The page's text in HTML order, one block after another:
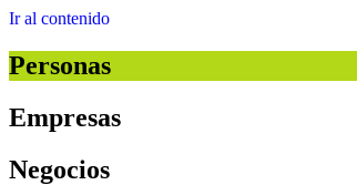
Ir al contenido
Personas
Empresas
Negocios